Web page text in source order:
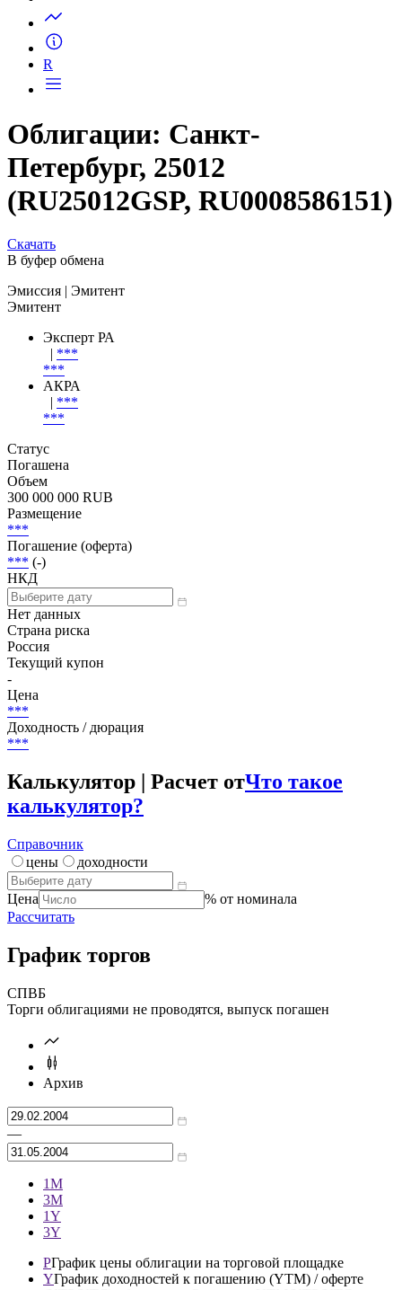
R
Облигации: Санкт-
Петербург, 25012
(RU25012GSP, RU0008586151)
Скачать
В буфер обмена
Эмиссия | Эмитент
Эмитент
Эксперт РА
| ***
***
АКРА
| ***
***
Статус
Погашена
Объем
300 000 000 RUB
Размещение
***
Погашение (оферта)
*** (-)
НКД
Нет данных
Страна риска
Россия
Текущий купон
-
Цена
***
Доходность / дюрация
***
Калькулятор | Расчет отЧто такое
калькулятор?
Справочник
цены
доходности
Цена
% от номинала
Рассчитать
График торгов
СПВБ
Торги облигациями не проводятся, выпуск погашен
Архив
—
1М
3М
1Y
3Y
PГрафик цены облигации на торговой площадке
YГрафик доходностей к погашению (YTM) / оферте